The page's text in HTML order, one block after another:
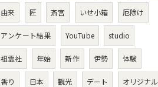
由来 匠 斎宮 いせ小箱 厄除け
アンケート結果 YouTube studio
祖霊社 年始 新作 伊勢 体験
香り 日本 観光 デート オリジナル